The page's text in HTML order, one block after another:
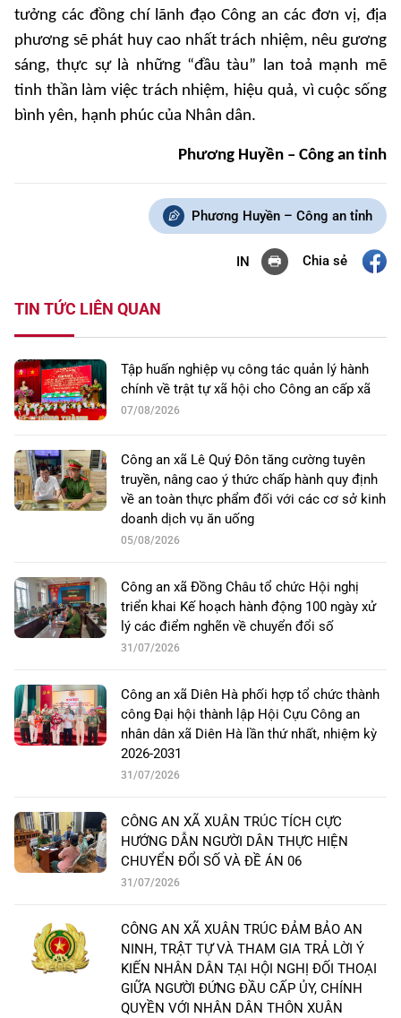
tưởng các đồng chí lãnh đạo Công an các đơn vị, địa
phương sẽ phát huy cao nhất trách nhiệm, nêu gương
sáng, thực sự là những “đầu tàu” lan toả mạnh mẽ
tinh thần làm việc trách nhiệm, hiệu quả, vì cuộc sống
bình yên, hạnh phúc của Nhân dân.
Phương Huyền – Công an tỉnh
Phương Huyền – Công an tỉnh
IN Chia sẻ
TIN TỨC LIÊN QUAN
Tập huấn nghiệp vụ công tác quản lý hành
chính về trật tự xã hội cho Công an cấp xã
07/08/2026
Công an xã Lê Quý Đôn tăng cường tuyên
truyền, nâng cao ý thức chấp hành quy định
về an toàn thực phẩm đối với các cơ sở kinh
doanh dịch vụ ăn uống
05/08/2026
Công an xã Đồng Châu tổ chức Hội nghị
triển khai Kế hoạch hành động 100 ngày xử
lý các điểm nghẽn về chuyển đổi số
31/07/2026
Công an xã Diên Hà phối hợp tổ chức thành
công Đại hội thành lập Hội Cựu Công an
nhân dân xã Diên Hà lần thứ nhất, nhiệm kỳ
2026-2031
31/07/2026
CÔNG AN XÃ XUÂN TRÚC TÍCH CỰC
HƯỚNG DẪN NGƯỜI DÂN THỰC HIỆN
CHUYỂN ĐỔI SỐ VÀ ĐỀ ÁN 06
31/07/2026
CÔNG AN XÃ XUÂN TRÚC ĐẢM BẢO AN
NINH, TRẬT TỰ VÀ THAM GIA TRẢ LỜI Ý
KIẾN NHÂN DÂN TẠI HỘI NGHỊ ĐỐI THOẠI
GIỮA NGƯỜI ĐỨNG ĐẦU CẤP ỦY, CHÍNH
QUYỀN VỚI NHÂN DÂN THÔN XUÂN